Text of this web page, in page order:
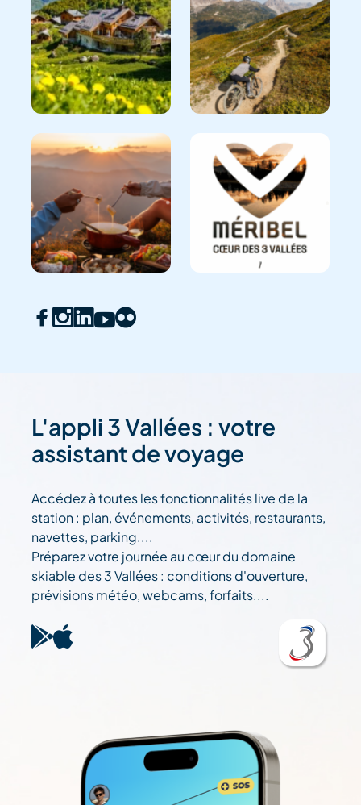
L'appli 3 Vallées : votre
assistant de voyage
Accédez à toutes les fonctionnalités live de la
station : plan, événements, activités, restaurants,
navettes, parking....
Préparez votre journée au cœur du domaine
skiable des 3 Vallées : conditions d'ouverture,
prévisions météo, webcams, forfaits....